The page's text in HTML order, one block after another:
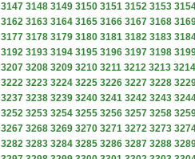
3147 3148 3149 3150 3151 3152 3153
3162 3163 3164 3165 3166 3167 3168
3177 3178 3179 3180 3181 3182 3183
3192 3193 3194 3195 3196 3197 3198
3207 3208 3209 3210 3211 3212 3213 3214
3222 3223 3224 3225 3226 3227 3228
3237 3238 3239 3240 3241 3242 3243
3252 3253 3254 3255 3256 3257 3258
3267 3268 3269 3270 3271 3272 3273
3282 3283 3284 3285 3286 3287 3288